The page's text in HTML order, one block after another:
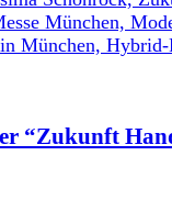
“Zukunft